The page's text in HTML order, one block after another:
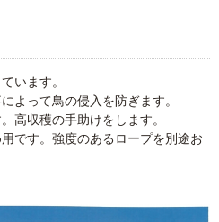
います。
よって鳥の侵入を防ぎます。
高収穫の手助けをします。
です。強度のあるロープを別途お